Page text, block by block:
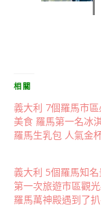
相關
義大利 7個羅馬市
美食 羅馬第一名冰
羅馬生乳包 人氣金
義大利 5個羅馬知
第一次旅遊市區觀
羅馬萬神殿遇到了